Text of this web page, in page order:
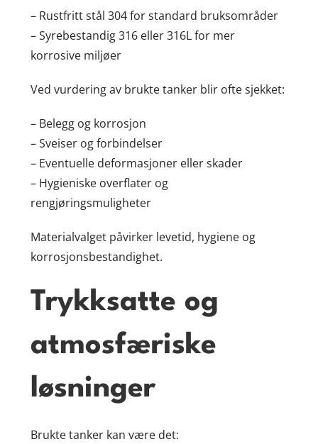
– Rustfritt stål 304 for standard bruksområder
– Syrebestandig 316 eller 316L for mer
korrosive miljøer
Ved vurdering av brukte tanker blir ofte sjekket:
– Belegg og korrosjon
– Sveiser og forbindelser
– Eventuelle deformasjoner eller skader
– Hygieniske overflater og
rengjøringsmuligheter
Materialvalget påvirker levetid, hygiene og
korrosjonsbestandighet.
Trykksatte og
atmosfæriske
løsninger
Brukte tanker kan være det: